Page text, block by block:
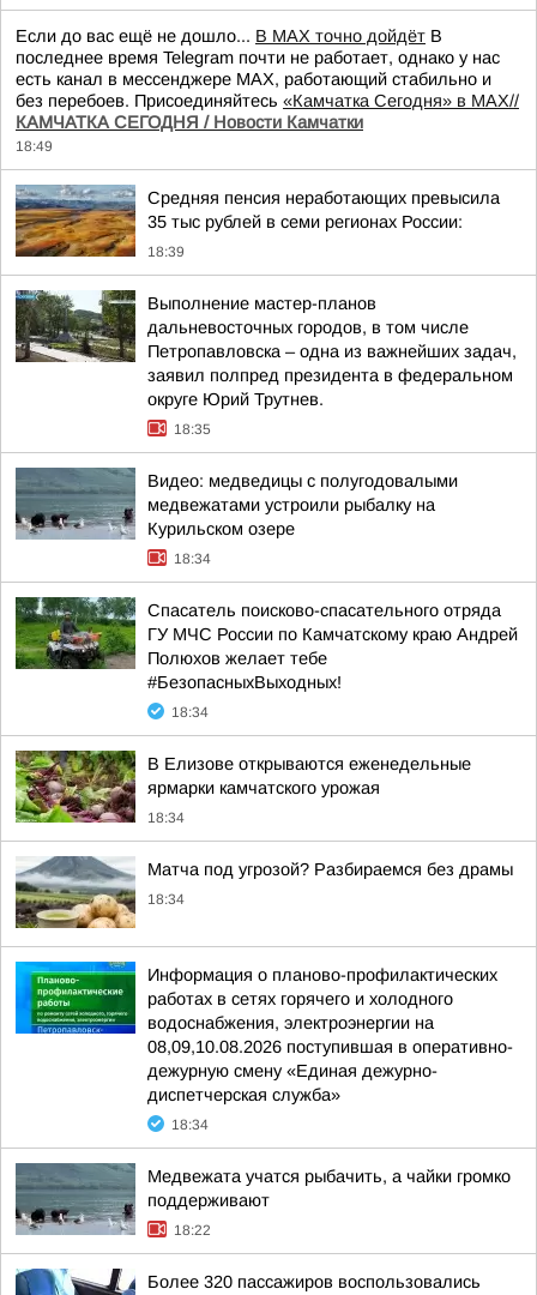
Если до вас ещё не дошло... В MAX точно дойдёт В
последнее время Telegram почти не работает, однако у нас
есть канал в мессенджере MAX, работающий стабильно и
без перебоев. Присоединяйтесь «Камчатка Сегодня» в MAX//
КАМЧАТКА СЕГОДНЯ / Новости Камчатки
18:49
Средняя пенсия неработающих превысила
35 тыс рублей в семи регионах России:
18:39
Выполнение мастер-планов
дальневосточных городов, в том числе
Петропавловска – одна из важнейших задач,
заявил полпред президента в федеральном
округе Юрий Трутнев.
18:35
Видео: медведицы с полугодовалыми
медвежатами устроили рыбалку на
Курильском озере
18:34
Спасатель поисково-спасательного отряда
ГУ МЧС России по Камчатскому краю Андрей
Полюхов желает тебе
#БезопасныхВыходных!
18:34
В Елизове открываются еженедельные
ярмарки камчатского урожая
18:34
Матча под угрозой? Разбираемся без драмы
18:34
Информация о планово-профилактических
работах в сетях горячего и холодного
водоснабжения, электроэнергии на
08,09,10.08.2026 поступившая в оперативно-
дежурную смену «Единая дежурно-
диспетчерская служба»
18:34
Медвежата учатся рыбачить, а чайки громко
поддерживают
18:22
Более 320 пассажиров воспользовались